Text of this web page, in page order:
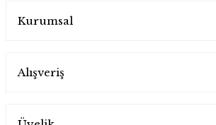
Kurumsal
Alışveriş